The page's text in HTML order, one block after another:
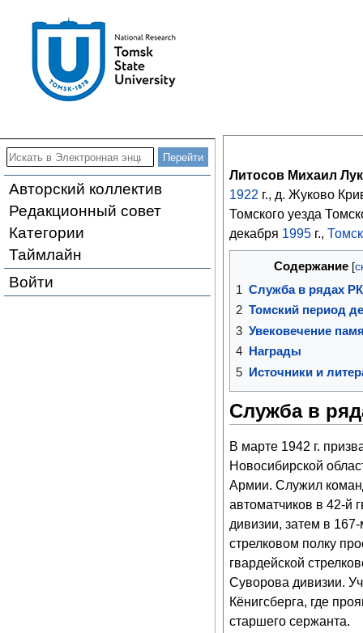
Авторский коллектив
Редакционный совет
Категории
Таймлайн
Войти
Литосов Михаил
1922 г., д. Жуково
Томского уезда
декабря 1995г., Томск
Содержание
1 Служба в рядах
2 Томский период
3 Увековечение
4
Награды
5 Источники и
Служба в
В марте 1942 г.
Новосибирской
Армии. Служил
автоматчиков в 42-й
дивизии, затем в
стрелковом полку
гвардейской
Суворова дивизии.
Кёнигсберга, где
старшего сержанта.